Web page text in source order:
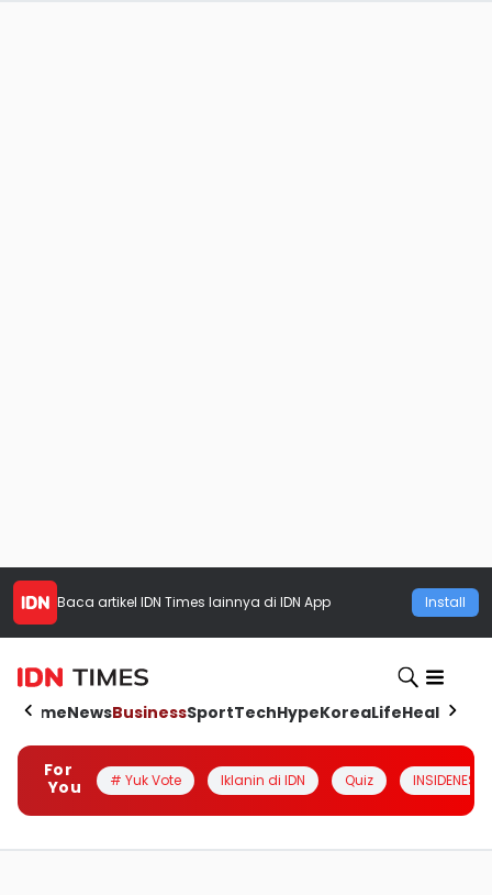
Baca artikel IDN Times lainnya di IDN App Install
HomeNewsBusinessSportTechHypeKoreaLifeHealth
For
You
# Yuk Vote Iklanin di IDN Quiz INSIDENESIA